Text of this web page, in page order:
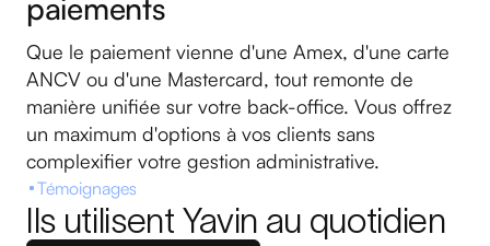
paiements
Que le paiement vienne d'une Amex, d'une carte
ANCV ou d'une Mastercard, tout remonte de
manière unifiée sur votre back-office. Vous offrez
un maximum d'options à vos clients sans
complexifier votre gestion administrative.
Témoignages
Ils utilisent Yavin au quotidien